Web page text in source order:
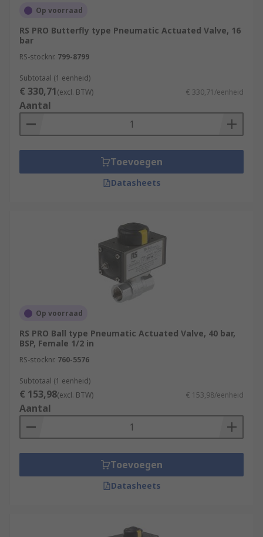
Op voorraad
RS PRO Butterfly type Pneumatic Actuated Valve, 16
bar
RS-stocknr. 799-8799
Subtotaal (1 eenheid)
€ 330,71(excl. BTW) € 330,71/eenheid
Aantal
Toevoegen
Datasheets
Op voorraad
RS PRO Ball type Pneumatic Actuated Valve, 40 bar,
BSP, Female 1/2 in
RS-stocknr. 760-5576
Subtotaal (1 eenheid)
€ 153,98(excl. BTW) € 153,98/eenheid
Aantal
Toevoegen
Datasheets